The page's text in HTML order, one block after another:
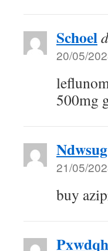
Schoel
20/05/
500mg
Ndwsug
21/05/
buy
Pxwdqh